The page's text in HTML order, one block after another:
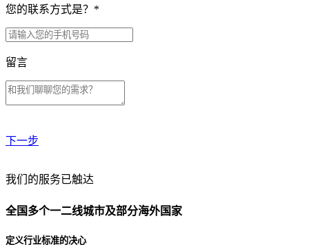
您的联系方式是？ *
留言
下一步
贵公司预算范围是？
贵公司的团队规模是？
我们的服务已触达
全国多个一二线城市及部分海外国家
定义行业标准的决心